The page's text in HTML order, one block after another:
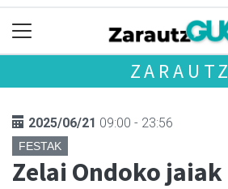
ZARAUTZ
2025/06/21 09:00 - 23:56
FESTAK
Zelai Ondoko jaiak